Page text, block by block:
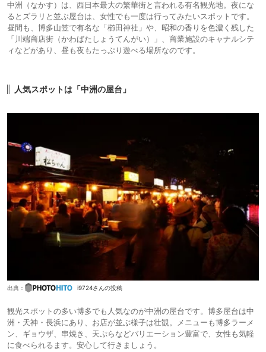
中洲（なかす）は、西日本最大の繁華街と言われる有名観光地。夜にな
るとズラリと並ぶ屋台は、女性でも一度は行ってみたいスポットです。
昼間も、博多山笠で有名な「櫛田神社」や、昭和の香りを色濃く残した
「川端商店街（かわばたしょうてんがい）」、商業施設のキャナルシテ
ィなどがあり、昼も夜もたっぷり遊べる場所なのです。
人気スポットは「中洲の屋台」
出典： i9724さんの投稿
観光スポットの多い博多でも人気なのが中洲の屋台です。博多屋台は中
洲・天神・長浜にあり、お店が並ぶ様子は壮観。メニューも博多ラーメ
ン、ギョウザ、串焼き、天ぷらなどバリエーション豊富で、女性も気軽
に食べられるます。安心して行きましょう。